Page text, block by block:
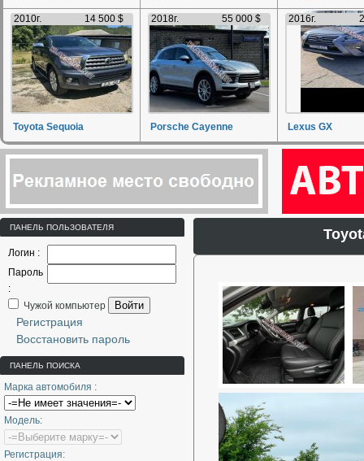
2010г. 14 500 $
Toyota Sequoia
2018г. 55 000 $
Porsche Cayenne
2016г.
Lexus GX
ПАНЕЛЬ ПОЛЬЗОВАТЕЛЯ
Логин :
Пароль
:
Чужой компьютер
Войти
Регистрация
Восстановить пароль
ПАНЕЛЬ ПОИСКА
Марка автомобиля :
Модель:
Регистрация: